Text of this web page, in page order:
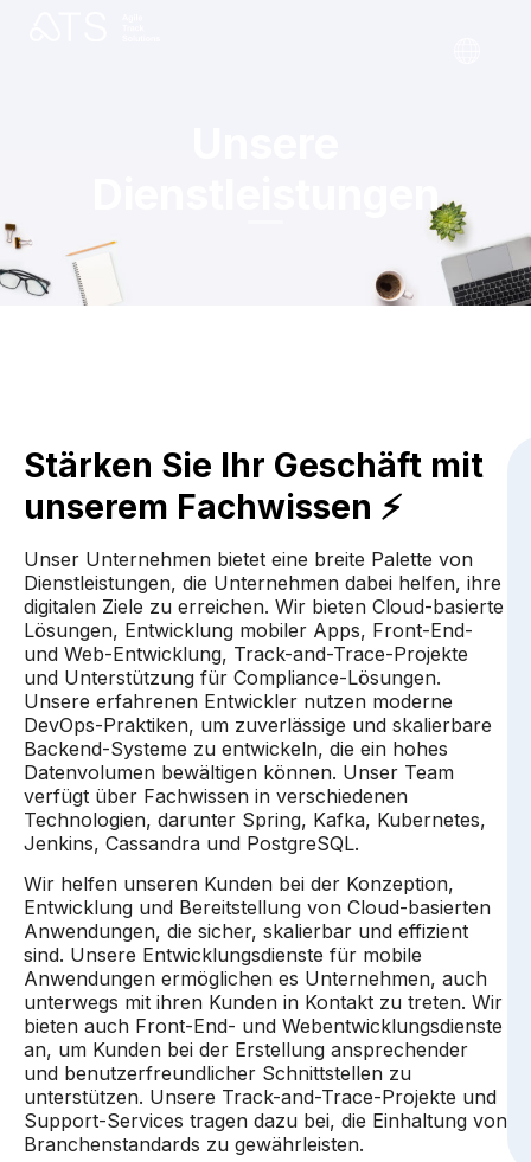
Dienstleistungen
Stärken Sie Ihr Geschäft mit
unserem Fachwissen ⚡
Unser Unternehmen bietet eine breite Palette von
Dienstleistungen, die Unternehmen dabei helfen, ihre
digitalen Ziele zu erreichen. Wir bieten Cloud-basierte
Lösungen, Entwicklung mobiler Apps, Front-End-
und Web-Entwicklung, Track-and-Trace-Projekte
und Unterstützung für Compliance-Lösungen.
Unsere erfahrenen Entwickler nutzen moderne
DevOps-Praktiken, um zuverlässige und skalierbare
Backend-Systeme zu entwickeln, die ein hohes
Datenvolumen bewältigen können. Unser Team
verfügt über Fachwissen in verschiedenen
Technologien, darunter Spring, Kafka, Kubernetes,
Jenkins, Cassandra und PostgreSQL.
Wir helfen unseren Kunden bei der Konzeption,
Entwicklung und Bereitstellung von Cloud-basierten
Anwendungen, die sicher, skalierbar und effizient
sind. Unsere Entwicklungsdienste für mobile
Anwendungen ermöglichen es Unternehmen, auch
unterwegs mit ihren Kunden in Kontakt zu treten. Wir
bieten auch Front-End- und Webentwicklungsdienste
an, um Kunden bei der Erstellung ansprechender
und benutzerfreundlicher Schnittstellen zu
unterstützen. Unsere Track-and-Trace-Projekte und
Support-Services tragen dazu bei, die Einhaltung von
Branchenstandards zu gewährleisten.